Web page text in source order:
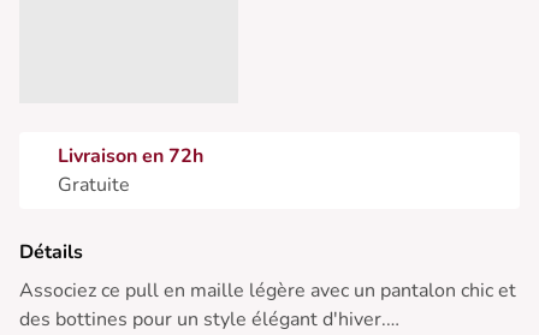
Livraison en 72h
Gratuite
Détails
Associez ce pull en maille légère avec un pantalon chic et
des bottines pour un style élégant d'hiver.